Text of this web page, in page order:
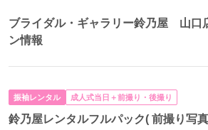
ブライダル・ギャラリー鈴乃屋 山口
ン情報
振袖レンタル 成人式当日＋前撮り・後撮り
鈴乃屋レンタルフルパック( 前撮り写